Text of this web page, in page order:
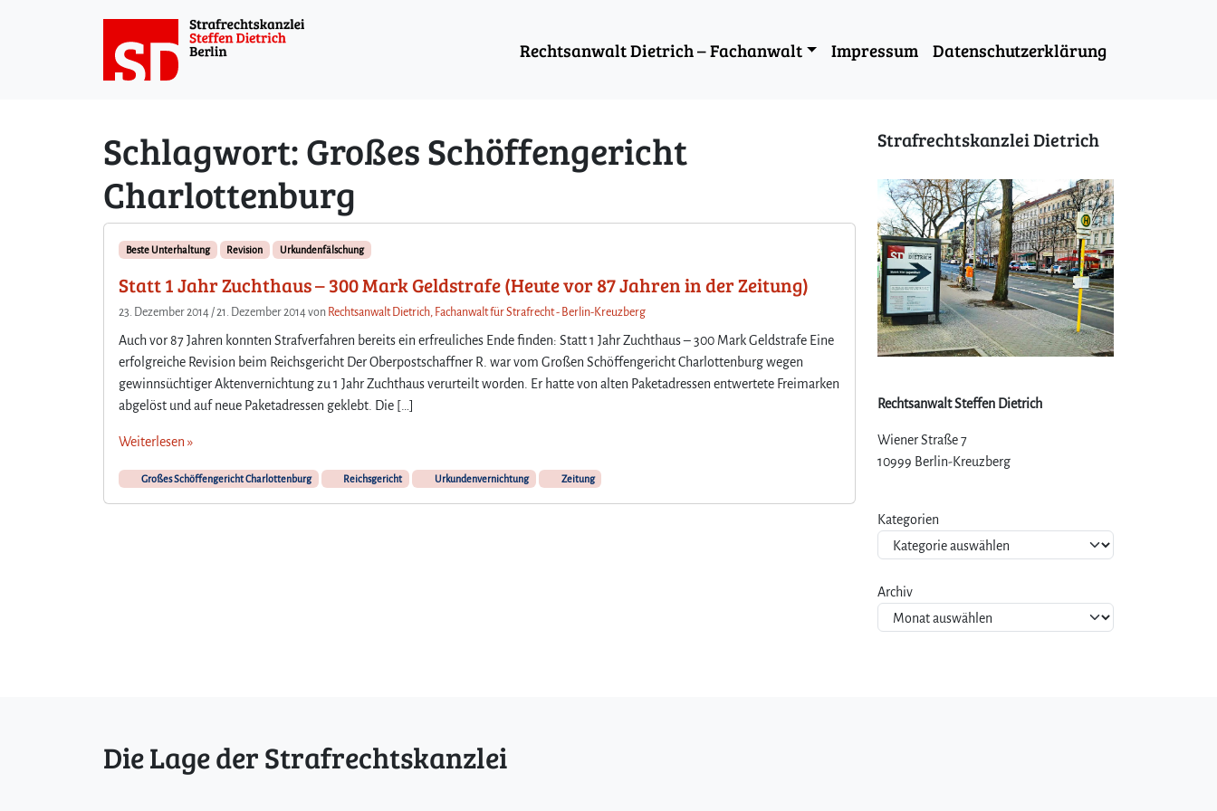
Rechtsanwalt Dietrich – Fachanwalt Impressum Datenschutzerklärung
Schlagwort:Großes Schöffengericht
Charlottenburg
Beste Unterhaltung Revision Urkundenfälschung
Statt 1 Jahr Zuchthaus – 300 Mark Geldstrafe (Heute vor 87 Jahren in der Zeitung)
23. Dezember 2014 /21. Dezember 2014von Rechtsanwalt Dietrich, Fachanwalt für Strafrecht - Berlin-Kreuzberg
Auch vor 87 Jahren konnten Strafverfahren bereits ein erfreuliches Ende finden: Statt 1 Jahr Zuchthaus – 300 Mark Geldstrafe Eine
erfolgreiche Revision beim Reichsgericht Der Oberpostschaffner R. war vom Großen Schöffengericht Charlottenburg wegen
gewinnsüchtiger Aktenvernichtung zu 1 Jahr Zuchthaus verurteilt worden. Er hatte von alten Paketadressen entwertete Freimarken
abgelöst und auf neue Paketadressen geklebt. Die […]
Weiterlesen »
Großes Schöffengericht Charlottenburg Reichsgericht Urkundenvernichtung Zeitung
Strafrechtskanzlei Dietrich
Rechtsanwalt Steffen Dietrich
Wiener Straße 7
10999 Berlin-Kreuzberg
Kategorien
Archiv
Die Lage der Strafrechtskanzlei